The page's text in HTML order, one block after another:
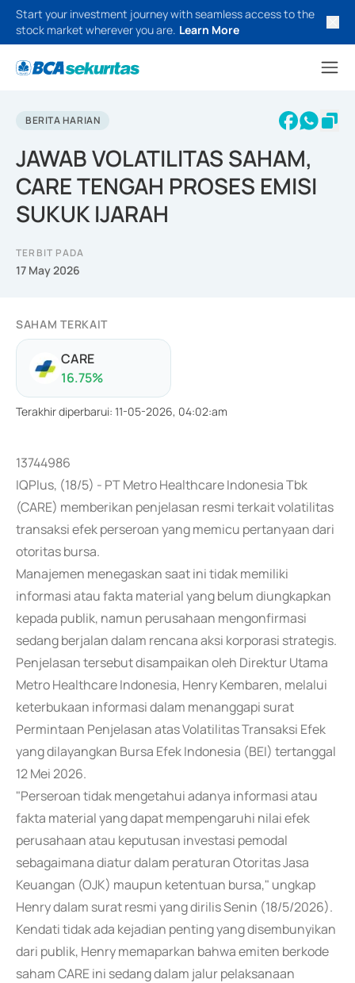
Start your investment journey with seamless access to the
stock market wherever you are. Learn More
BERITA HARIAN
JAWAB VOLATILITAS SAHAM,
CARE TENGAH PROSES EMISI
SUKUK IJARAH
TERBIT PADA
17 May 2026
SAHAM TERKAIT
CARE
16.75%
Terakhir diperbarui: 11-05-2026, 04:02:am
13744986
IQPlus, (18/5) - PT Metro Healthcare Indonesia Tbk
(CARE) memberikan penjelasan resmi terkait volatilitas
transaksi efek perseroan yang memicu pertanyaan dari
otoritas bursa.
Manajemen menegaskan saat ini tidak memiliki
informasi atau fakta material yang belum diungkapkan
kepada publik, namun perusahaan mengonfirmasi
sedang berjalan dalam rencana aksi korporasi strategis.
Penjelasan tersebut disampaikan oleh Direktur Utama
Metro Healthcare Indonesia, Henry Kembaren, melalui
keterbukaan informasi dalam menanggapi surat
Permintaan Penjelasan atas Volatilitas Transaksi Efek
yang dilayangkan Bursa Efek Indonesia (BEI) tertanggal
12 Mei 2026.
"Perseroan tidak mengetahui adanya informasi atau
fakta material yang dapat mempengaruhi nilai efek
perusahaan atau keputusan investasi pemodal
sebagaimana diatur dalam peraturan Otoritas Jasa
Keuangan (OJK) maupun ketentuan bursa," ungkap
Henry dalam surat resmi yang dirilis Senin (18/5/2026).
Kendati tidak ada kejadian penting yang disembunyikan
dari publik, Henry memaparkan bahwa emiten berkode
saham CARE ini sedang dalam jalur pelaksanaan